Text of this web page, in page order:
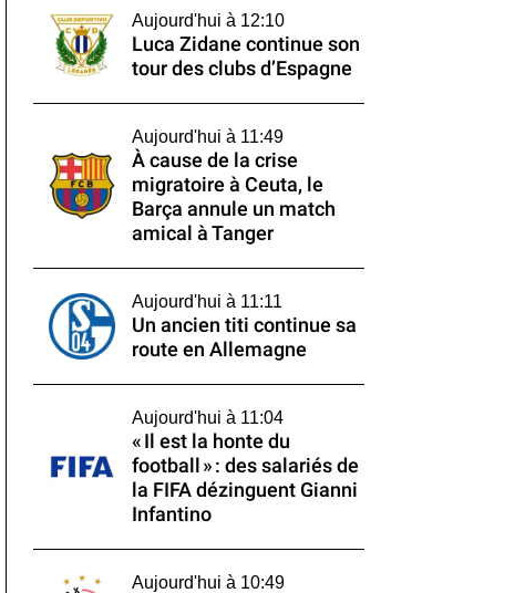
Aujourd'hui à 12:10
Luca Zidane continue son
tour des clubs d’Espagne
Aujourd'hui à 11:49
À cause de la crise
migratoire à Ceuta, le
Barça annule un match
amical à Tanger
Aujourd'hui à 11:11
Un ancien titi continue sa
route en Allemagne
Aujourd'hui à 11:04
« Il est la honte du
football » : des salariés de
la FIFA dézinguent Gianni
Infantino
Aujourd'hui à 10:49